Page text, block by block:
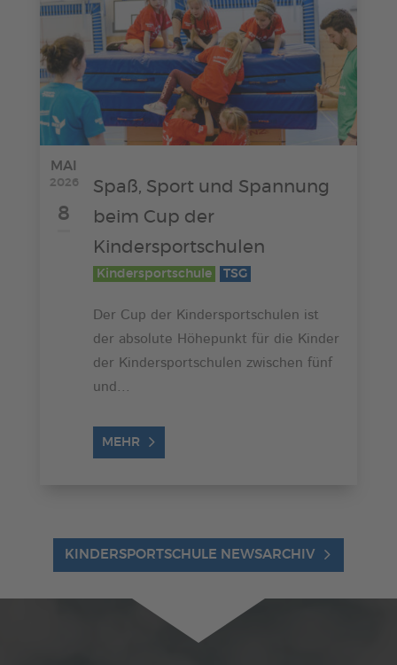
MAI
2026
8
Spaß, Sport und Spannung
beim Cup der
Kindersportschulen
Kindersportschule TSG
Der Cup der Kindersportschulen ist
der absolute Höhepunkt für die Kinder
der Kindersportschulen zwischen fünf
und...
MEHR
KINDERSPORTSCHULE NEWSARCHIV